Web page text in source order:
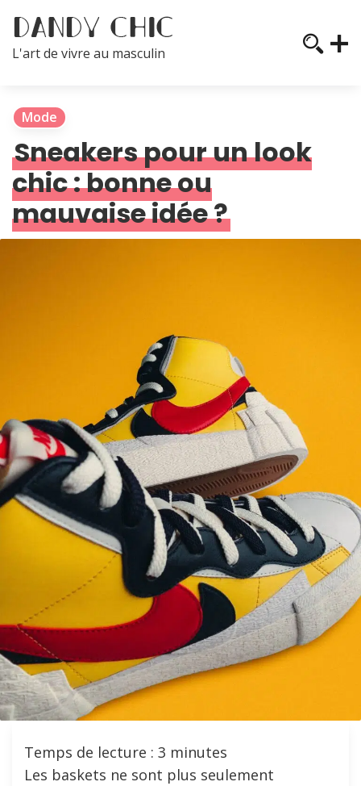
L'art de vivre au masculin
Mode
Sneakers pour un look
chic : bonne ou
mauvaise idée ?
Temps de lecture : 3 minutes
Les baskets ne sont plus seulement